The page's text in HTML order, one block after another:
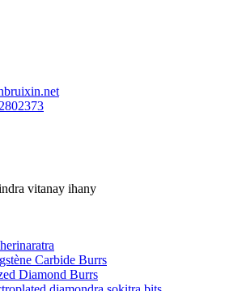
vitanay ihany
Carbide Burrs
Diamond Burrs